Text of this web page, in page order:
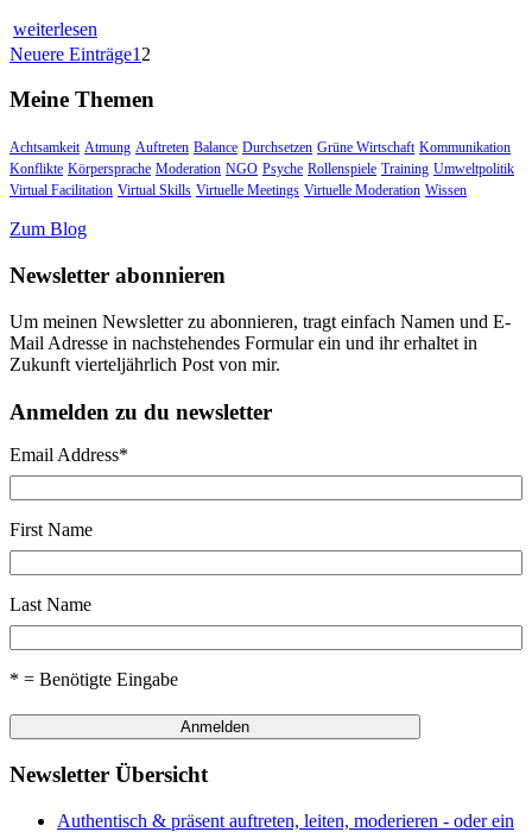
weiterlesen
Neuere Einträge1 2
Meine Themen
Achtsamkeit Atmung Auftreten Balance Durchsetzen Grüne Wirtschaft Kommunikation
Konflikte Körpersprache Moderation NGO Psyche Rollenspiele Training Umweltpolitik
Virtual Facilitation Virtual Skills Virtuelle Meetings Virtuelle Moderation Wissen
Zum Blog
Newsletter abonnieren
Um meinen Newsletter zu abonnieren, tragt einfach Namen und E-
Mail Adresse in nachstehendes Formular ein und ihr erhaltet in
Zukunft vierteljährlich Post von mir.
Anmelden zu du newsletter
Email Address*
First Name
Last Name
* = Benötigte Eingabe
Newsletter Übersicht
Authentisch & präsent auftreten, leiten, moderieren - oder ein